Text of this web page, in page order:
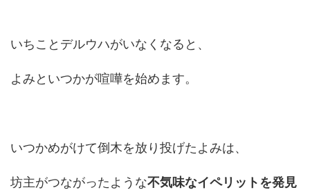
いちことデルウハがいなくなると、
よみといつかが喧嘩を始めます。
いつかめがけて倒木を放り投げたよみは、
坊主がつながったような不気味なイペリットを発見